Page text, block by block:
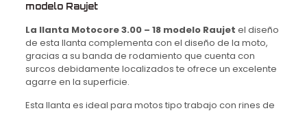
modelo Raujet
La llanta Motocore 3.00 – 18 modelo Raujet el diseño
de esta llanta complementa con el diseño de la moto,
gracias a su banda de rodamiento que cuenta con
surcos debidamente localizados te ofrece un excelente
agarre en la superficie.
Esta llanta es ideal para motos tipo trabajo con rines de